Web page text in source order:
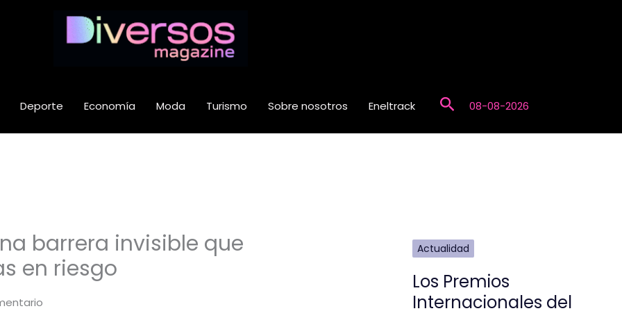
Deporte Economía Moda Turismo Sobre nosotros Eneltrack Buscar08-08-2026
barrera invisible que
en riesgo
Actualidad
Los Premios
Internacionales del